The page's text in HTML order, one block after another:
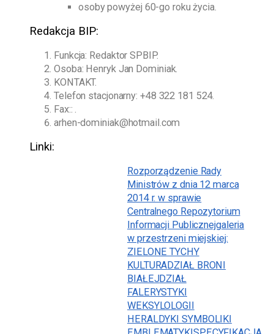
osoby powyżej 60-go roku życia.
Redakcja BIP:
Funkcja: Redaktor SPBIP.
Osoba: Henryk Jan Dominiak.
KONTAKT.
Telefon stacjonarny: +48 322 181 524.
Fax:: .
arhen-dominiak@hotmail.com
Linki:
Rozporządzenie Rady
Ministrów z dnia 12 marca
2014 r. w sprawie
Centralnego Repozytorium
Informacji Publicznejgaleria
w przestrzeni miejskiej:
ZIELONE TYCHY
KULTURADZIAŁ BRONI
BIAŁEJDZIAŁ
FALERYSTYKI
WEKSYLOLOGII
HERALDYKI SYMBOLIKI